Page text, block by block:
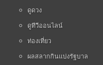
ดูดวง
ดูทีวีออนไลน์
ท่องเที่ยว
ผลสลากกินแบ่งรัฐบาล